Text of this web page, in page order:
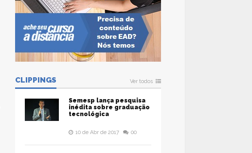
CLIPPINGS Ver todos
Semesp lança pesquisa
inédita sobre graduação
tecnológica
10 de Abr de 2017 00